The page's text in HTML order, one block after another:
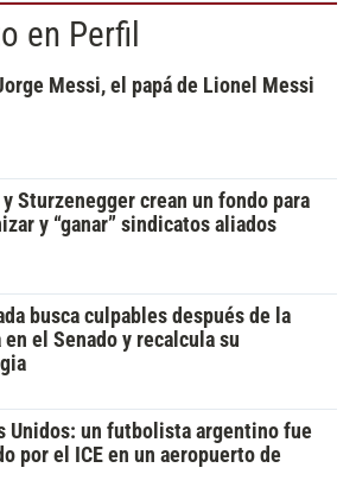
en Perfil
Messi, el papá de Lionel Messi
Sturzenegger crean un fondo para
y “ganar” sindicatos aliados
busca culpables después de la
el Senado y recalcula su
Unidos: un futbolista argentino fue
por el ICE en un aeropuerto de